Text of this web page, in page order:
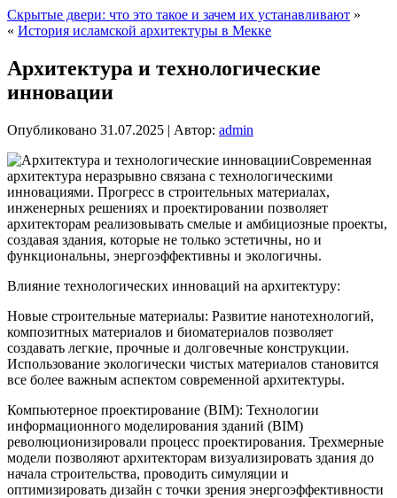
Скрытые двери: что это такое и зачем их устанавливают »
« История исламской архитектуры в Мекке
Архитектура и технологические
инновации
Опубликовано 31.07.2025 | Автор: admin
Современная
архитектура неразрывно связана с технологическими
инновациями. Прогресс в строительных материалах,
инженерных решениях и проектировании позволяет
архитекторам реализовывать смелые и амбициозные проекты,
создавая здания, которые не только эстетичны, но и
функциональны, энергоэффективны и экологичны.
Влияние технологических инноваций на архитектуру:
Новые строительные материалы: Развитие нанотехнологий,
композитных материалов и биоматериалов позволяет
создавать легкие, прочные и долговечные конструкции.
Использование экологически чистых материалов становится
все более важным аспектом современной архитектуры.
Компьютерное проектирование (BIM): Технологии
информационного моделирования зданий (BIM)
революционизировали процесс проектирования. Трехмерные
модели позволяют архитекторам визуализировать здания до
начала строительства, проводить симуляции и
оптимизировать дизайн с точки зрения энергоэффективности